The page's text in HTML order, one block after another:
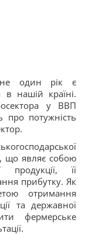
не один рік є
в нашій країні.
у ВВП
про потужність
що являє собою
продукції, її
прибутку. Як
отримання
та державної
фермерське